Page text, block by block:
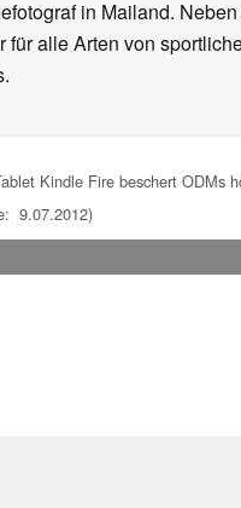
in Mailand.
alle Arten von
Kindle Fire beschert ODMs
9.07.2012)